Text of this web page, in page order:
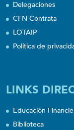
Delegaciones
CFN Contrata
LOTAIP
Política de
LINKS
Educación
Biblioteca